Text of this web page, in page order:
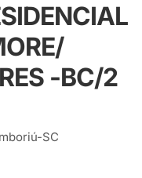
-BC/2
SC